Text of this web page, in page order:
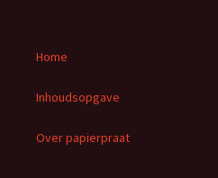
n
a
r
Home
Inhoudsopgave
Over papierpraat